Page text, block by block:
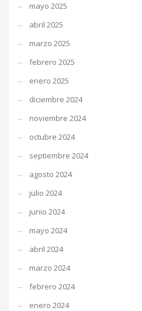
mayo 2025
abril 2025
marzo 2025
febrero 2025
enero 2025
diciembre 2024
noviembre 2024
octubre 2024
septiembre 2024
agosto 2024
julio 2024
junio 2024
mayo 2024
abril 2024
marzo 2024
febrero 2024
enero 2024